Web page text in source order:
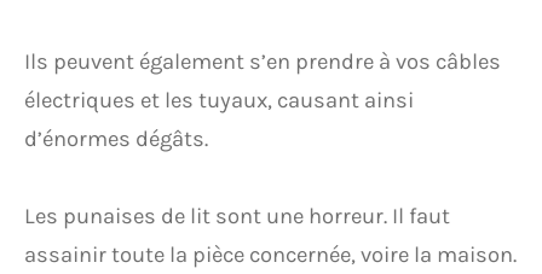
Ils peuvent également s’en prendre à vos câbles
électriques et les tuyaux, causant ainsi
d’énormes dégâts.
Les punaises de lit sont une horreur. Il faut
assainir toute la pièce concernée, voire la maison.